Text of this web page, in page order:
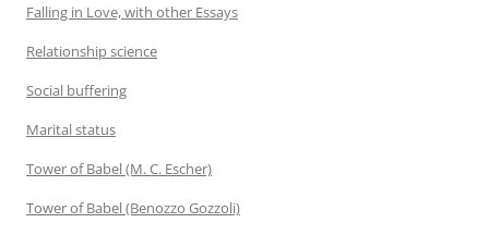
Falling in Love, with other Essays
Relationship science
Social buffering
Marital status
Tower of Babel (M. C. Escher)
Tower of Babel (Benozzo Gozzoli)